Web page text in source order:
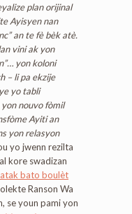
plan orijinal
Ayisyen nan
an te fè bèk atè.
vini ak yon
yon koloni
– li pa ekzije
yo tabli
nouvo fòmil
Ayiti an
yon relasyon
yo jwenn rezilta
kore swadizan
bato boulèt
Ranson Wa
se youn pami yon